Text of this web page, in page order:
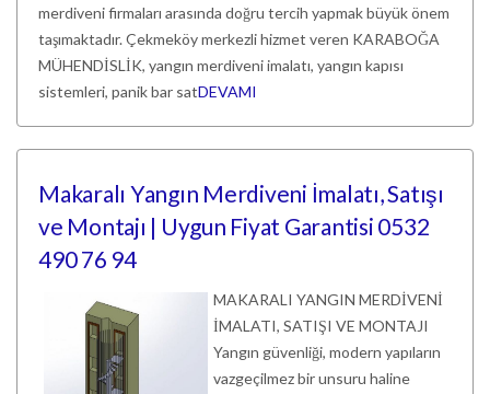
merdiveni firmaları arasında doğru tercih yapmak büyük önem
taşımaktadır. Çekmeköy merkezli hizmet veren KARABOĞA
MÜHENDİSLİK, yangın merdiveni imalatı, yangın kapısı
sistemleri, panik bar satDEVAMI
Makaralı Yangın Merdiveni İmalatı, Satışı
ve Montajı | Uygun Fiyat Garantisi 0532
490 76 94
MAKARALI YANGIN MERDİVENİ
İMALATI, SATIŞI VE MONTAJI
Yangın güvenliği, modern yapıların
vazgeçilmez bir unsuru haline